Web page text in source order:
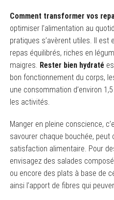
Comment transformer vos
optimiser l’alimentation au
pratiques s’avèrent utiles. Il est
repas équilibrés, riches en
maigres. Rester bien hydraté
bon fonctionnement du corps,
une consommation d’environ
les activités.
Manger en pleine conscience,
savourer chaque bouchée, peut
satisfaction alimentaire. Pour
envisagez des salades
ou encore des plats à base de
ainsi l’apport de fibres qui